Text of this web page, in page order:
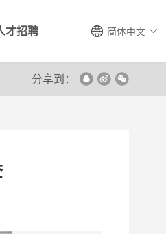
简体中文
才招聘
分享到：